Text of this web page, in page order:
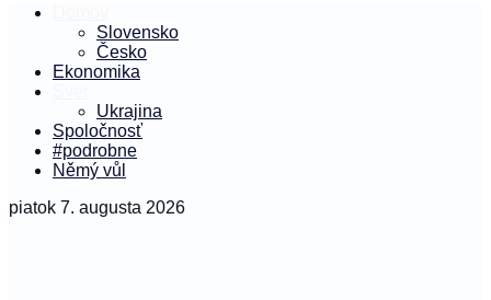
Slovensko
Česko
Ekonomika
Ukrajina
Spoločnosť
#podrobne
Němý vůl
piatok 7. augusta 2026